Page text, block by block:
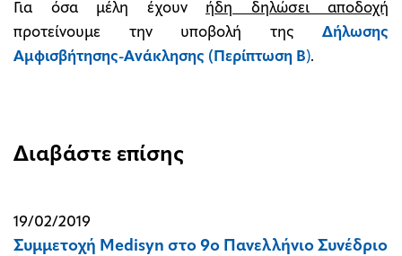
Για όσα μέλη έχουν ήδη δηλώσει αποδοχή
προτείνουμε την υποβολή της
Δήλωσης
Αμφισβήτησης-Ανάκλησης (Περίπτωση Β).
Διαβάστε επίσης
19/02/2019
Συμμετοχή Medisyn στο 9ο Πανελλήνιο Συνέδριο